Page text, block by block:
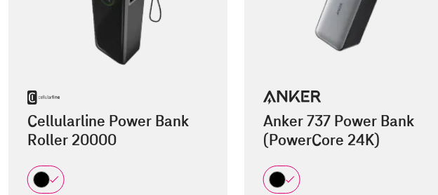
Cellularline Power Bank
Roller 20000
Anker 737 Power Bank
(PowerCore 24K)